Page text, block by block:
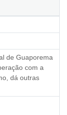
de Guaporema
com a
dá outras